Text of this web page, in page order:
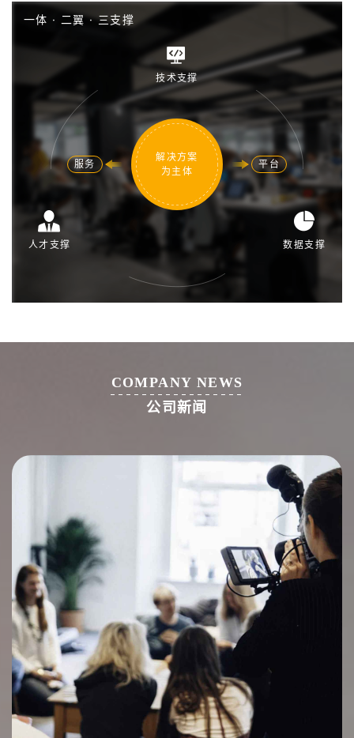
一体 · 二翼·三支撑
解决方案
为主体
服务 平台
技术支撑
人才支撑 数据支撑
COMPANY NEWS
公司新闻